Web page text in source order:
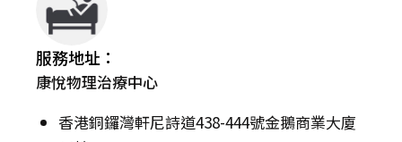
服務地址：
康悅物理治療中心
香港銅鑼灣軒尼詩道438-444號金鵝商業大廈